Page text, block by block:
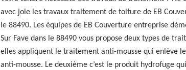
avec joie les travaux traitement de toiture de EB
le 88490. Les équipes de EB Couverture entreprise
Sur Fave dans le 88490 vous propose deux types de
elles appliquent le traitement anti-mousse qui enlève
anti-mousse. Le deuxième c’est le produit hydrofuge